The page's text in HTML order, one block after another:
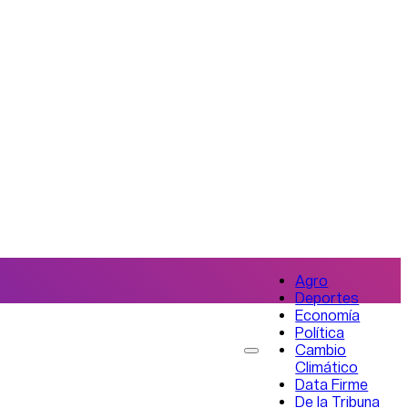
Agro
Deportes
Economía
Política
Cambio
Climático
Data Firme
De la Tribuna